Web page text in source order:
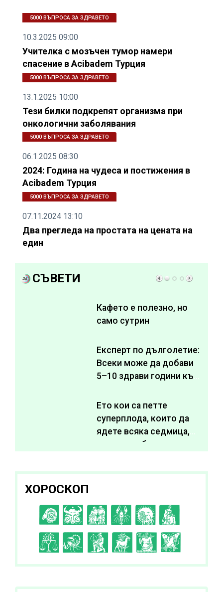
5000 ВЪПРОСА ЗА ЗДРАВЕТО
10.3.2025 09:00
Учителка с мозъчен тумор намери
спасение в Acibadem Турция
5000 ВЪПРОСА ЗА ЗДРАВЕТО
13.1.2025 10:00
Тези билки подкрепят организма при
онкологични заболявания
5000 ВЪПРОСА ЗА ЗДРАВЕТО
06.1.2025 08:30
2024: Година на чудеса и постижения в
Acibadem Турция
5000 ВЪПРОСА ЗА ЗДРАВЕТО
07.11.2024 13:10
Два прегледа на простата на цената на
един
СЪВЕТИ
Кафето е полезно, но
само сутрин
Експерт по дълголетие:
Всеки може да добави
5–10 здрави години към
Ето кои са петте
суперплода, които да
ядете всяка седмица,
за да подобрите
ХОРОСКОП
C D EFGH
I J K L A B